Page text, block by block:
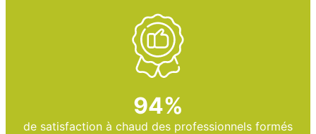
94%
de satisfaction à chaud des professionnels formés